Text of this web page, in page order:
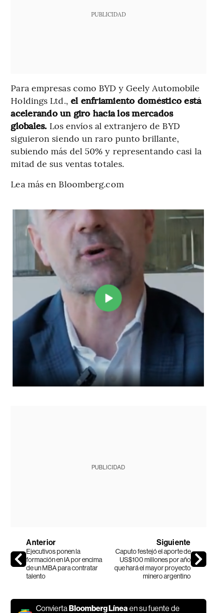
PUBLICIDAD
Para empresas como BYD y Geely Automobile
Holdings Ltd., el enfriamiento doméstico está
acelerando un giro hacia los mercados
globales. Los envíos al extranjero de BYD
siguieron siendo un raro punto brillante,
subiendo más del 50% y representando casi la
mitad de sus ventas totales.
Lea más en Bloomberg.com
PUBLICIDAD
Anterior
Ejecutivos ponen la
formación en IA por encima
de un MBA para contratar
talento
Siguiente
Caputo festejó el aporte de
US$100 millones por año
que hará el mayor proyecto
minero argentino
ConviertaBloomberg Líneaen su fuente de